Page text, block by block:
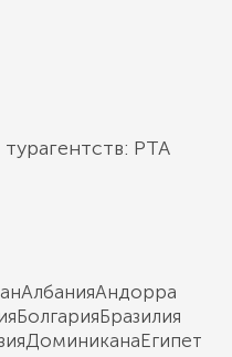
РТА
АлбанияАндорра
БолгарияБразилия
ДоминиканаЕгипет